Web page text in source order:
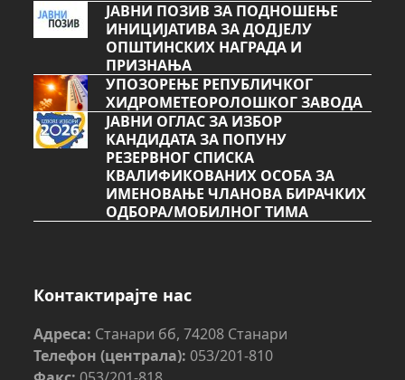
ЈАВНИ ПОЗИВ ЗА ПОДНОШЕЊЕ
ИНИЦИЈАТИВА ЗА ДОДЈЕЛУ
ОПШТИНСКИХ НАГРАДА И
ПРИЗНАЊА
УПОЗОРЕЊЕ РЕПУБЛИЧКОГ
ХИДРОМЕТЕОРОЛОШКОГ ЗАВОДА
ЈАВНИ ОГЛАС ЗА ИЗБОР
КАНДИДАТА ЗА ПОПУНУ
РЕЗЕРВНОГ СПИСКА
КВАЛИФИКОВАНИХ ОСОБА ЗА
ИМЕНОВАЊЕ ЧЛАНОВА БИРАЧКИХ
ОДБОРА/МОБИЛНОГ ТИМА
Контактирајте нас
Адреса: Станари бб, 74208 Станари
Телефон (централа): 053/201-810